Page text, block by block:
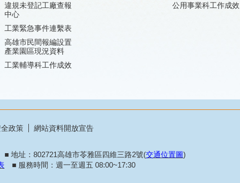
違規未登記工廠查報
中心
工業緊急事件連繫表
高雄市民間報編設置
產業園區現況資料
工業輔導科工作成效
公用事業科工作成效
政策
網站資料開放宣告
地址：802721高雄市苓雅區四維三路2號(交通位置圖)
■ 服務時間：週一至週五 08:00~17:30